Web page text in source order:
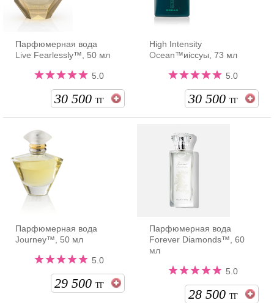
Парфюмерная вода
Live Fearlessly™, 50 мл
5.0
30 500 ТГ
High Intensity
Ocean™иіссуы, 73 мл
5.0
30 500 ТГ
Парфюмерная вода
Journey™, 50 мл
5.0
29 500 ТГ
Парфюмерная вода
Forever Diamonds™, 60
мл
5.0
28 500 ТГ